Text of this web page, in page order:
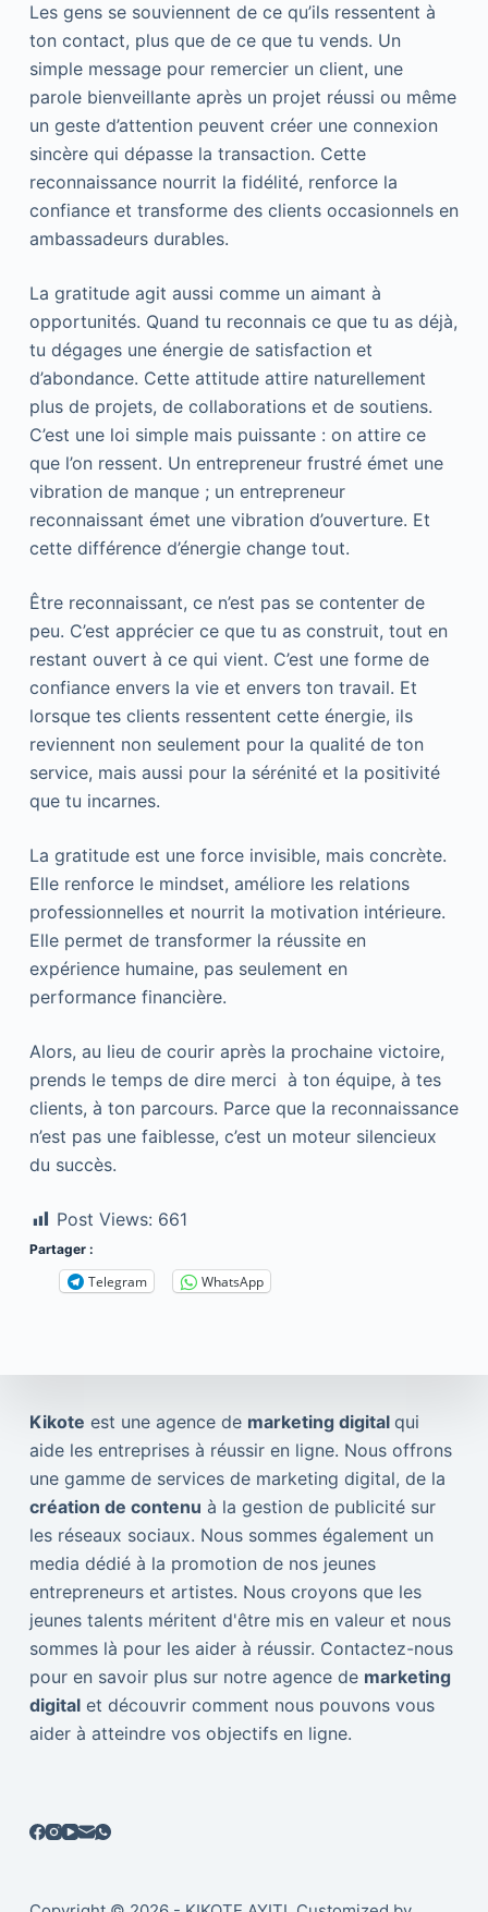
Les gens se souviennent de ce qu’ils ressentent à
ton contact, plus que de ce que tu vends. Un
simple message pour remercier un client, une
parole bienveillante après un projet réussi ou même
un geste d’attention peuvent créer une connexion
sincère qui dépasse la transaction. Cette
reconnaissance nourrit la fidélité, renforce la
confiance et transforme des clients occasionnels en
ambassadeurs durables.
La gratitude agit aussi comme un aimant à
opportunités. Quand tu reconnais ce que tu as déjà,
tu dégages une énergie de satisfaction et
d’abondance. Cette attitude attire naturellement
plus de projets, de collaborations et de soutiens.
C’est une loi simple mais puissante : on attire ce
que l’on ressent. Un entrepreneur frustré émet une
vibration de manque ; un entrepreneur
reconnaissant émet une vibration d’ouverture. Et
cette différence d’énergie change tout.
Être reconnaissant, ce n’est pas se contenter de
peu. C’est apprécier ce que tu as construit, tout en
restant ouvert à ce qui vient. C’est une forme de
confiance envers la vie et envers ton travail. Et
lorsque tes clients ressentent cette énergie, ils
reviennent non seulement pour la qualité de ton
service, mais aussi pour la sérénité et la positivité
que tu incarnes.
La gratitude est une force invisible, mais concrète.
Elle renforce le mindset, améliore les relations
professionnelles et nourrit la motivation intérieure.
Elle permet de transformer la réussite en
expérience humaine, pas seulement en
performance financière.
Alors, au lieu de courir après la prochaine victoire,
prends le temps de dire merci à ton équipe, à tes
clients, à ton parcours. Parce que la reconnaissance
n’est pas une faiblesse, c’est un moteur silencieux
du succès.
Post Views: 661
Partager :
Telegram WhatsApp
Kikote est une agence de marketing digital qui
aide les entreprises à réussir en ligne. Nous offrons
une gamme de services de marketing digital, de la
création de contenu à la gestion de publicité sur
les réseaux sociaux. Nous sommes également un
media dédié à la promotion de nos jeunes
entrepreneurs et artistes. Nous croyons que les
jeunes talents méritent d'être mis en valeur et nous
sommes là pour les aider à réussir. Contactez-nous
pour en savoir plus sur notre agence de marketing
digitalet découvrir comment nous pouvons vous
aider à atteindre vos objectifs en ligne.